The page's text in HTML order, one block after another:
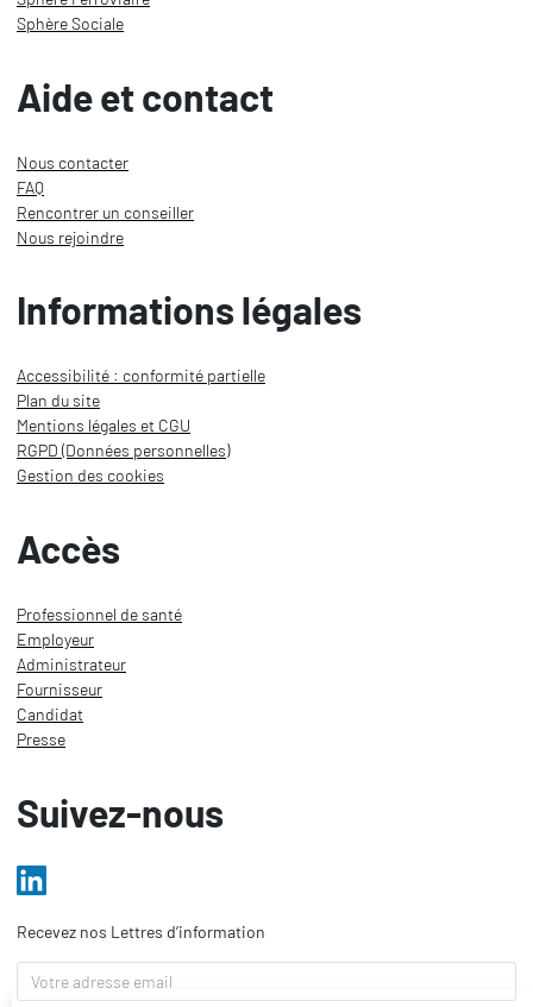
Sphère Sociale
Aide et contact
Nous contacter
FAQ
Rencontrer un conseiller
Nous rejoindre
Informations légales
Accessibilité : conformité partielle
Plan du site
Mentions légales et CGU
RGPD (Données personnelles)
Gestion des cookies
Accès
Professionnel de santé
Employeur
Administrateur
Fournisseur
Candidat
Presse
Suivez-nous
Recevez nos Lettres d’information